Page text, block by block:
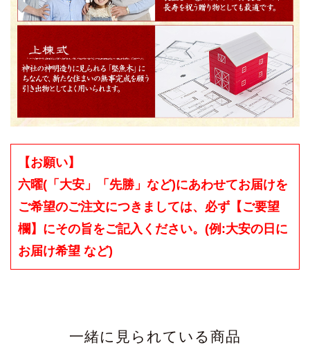
【お願い】
六曜(「大安」「先勝」など)にあわせてお届けを
ご希望のご注文につきましては、必ず【ご要望
欄】にその旨をご記入ください。(例:大安の日に
お届け希望 など)
一緒に見られている商品